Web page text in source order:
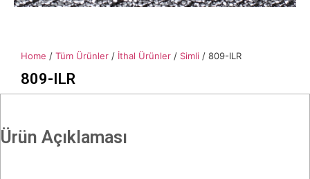
Home / Tüm Ürünler / İthal Ürünler / Simli / 809-ILR
809-ILR
Ürün Açıklaması